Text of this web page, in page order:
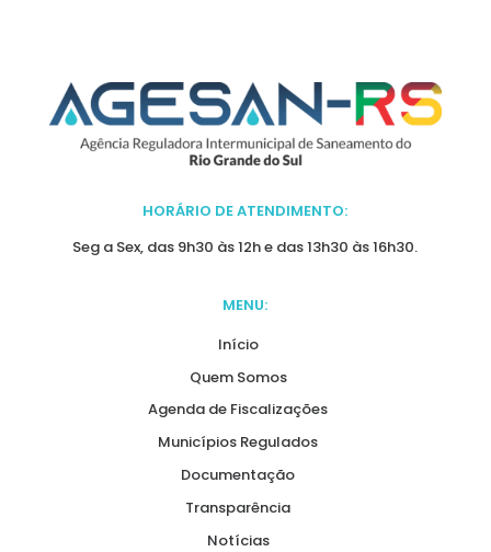
HORÁRIO DE ATENDIMENTO:
Seg a Sex, das 9h30 às 12h e das 13h30 às 16h30.
MENU:
Início
Quem Somos
Agenda de Fiscalizações
Municípios Regulados
Documentação
Transparência
Notícias